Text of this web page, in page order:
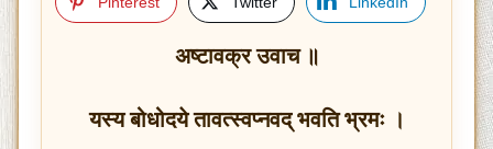
अष्टावक्र उवाच ॥
यस्य बोधोदये तावत्स्वप्नवद् भवति भ्रमः ।